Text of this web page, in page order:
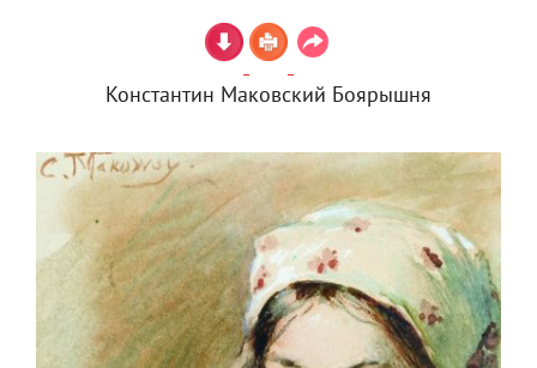
Константин Маковский Боярышня